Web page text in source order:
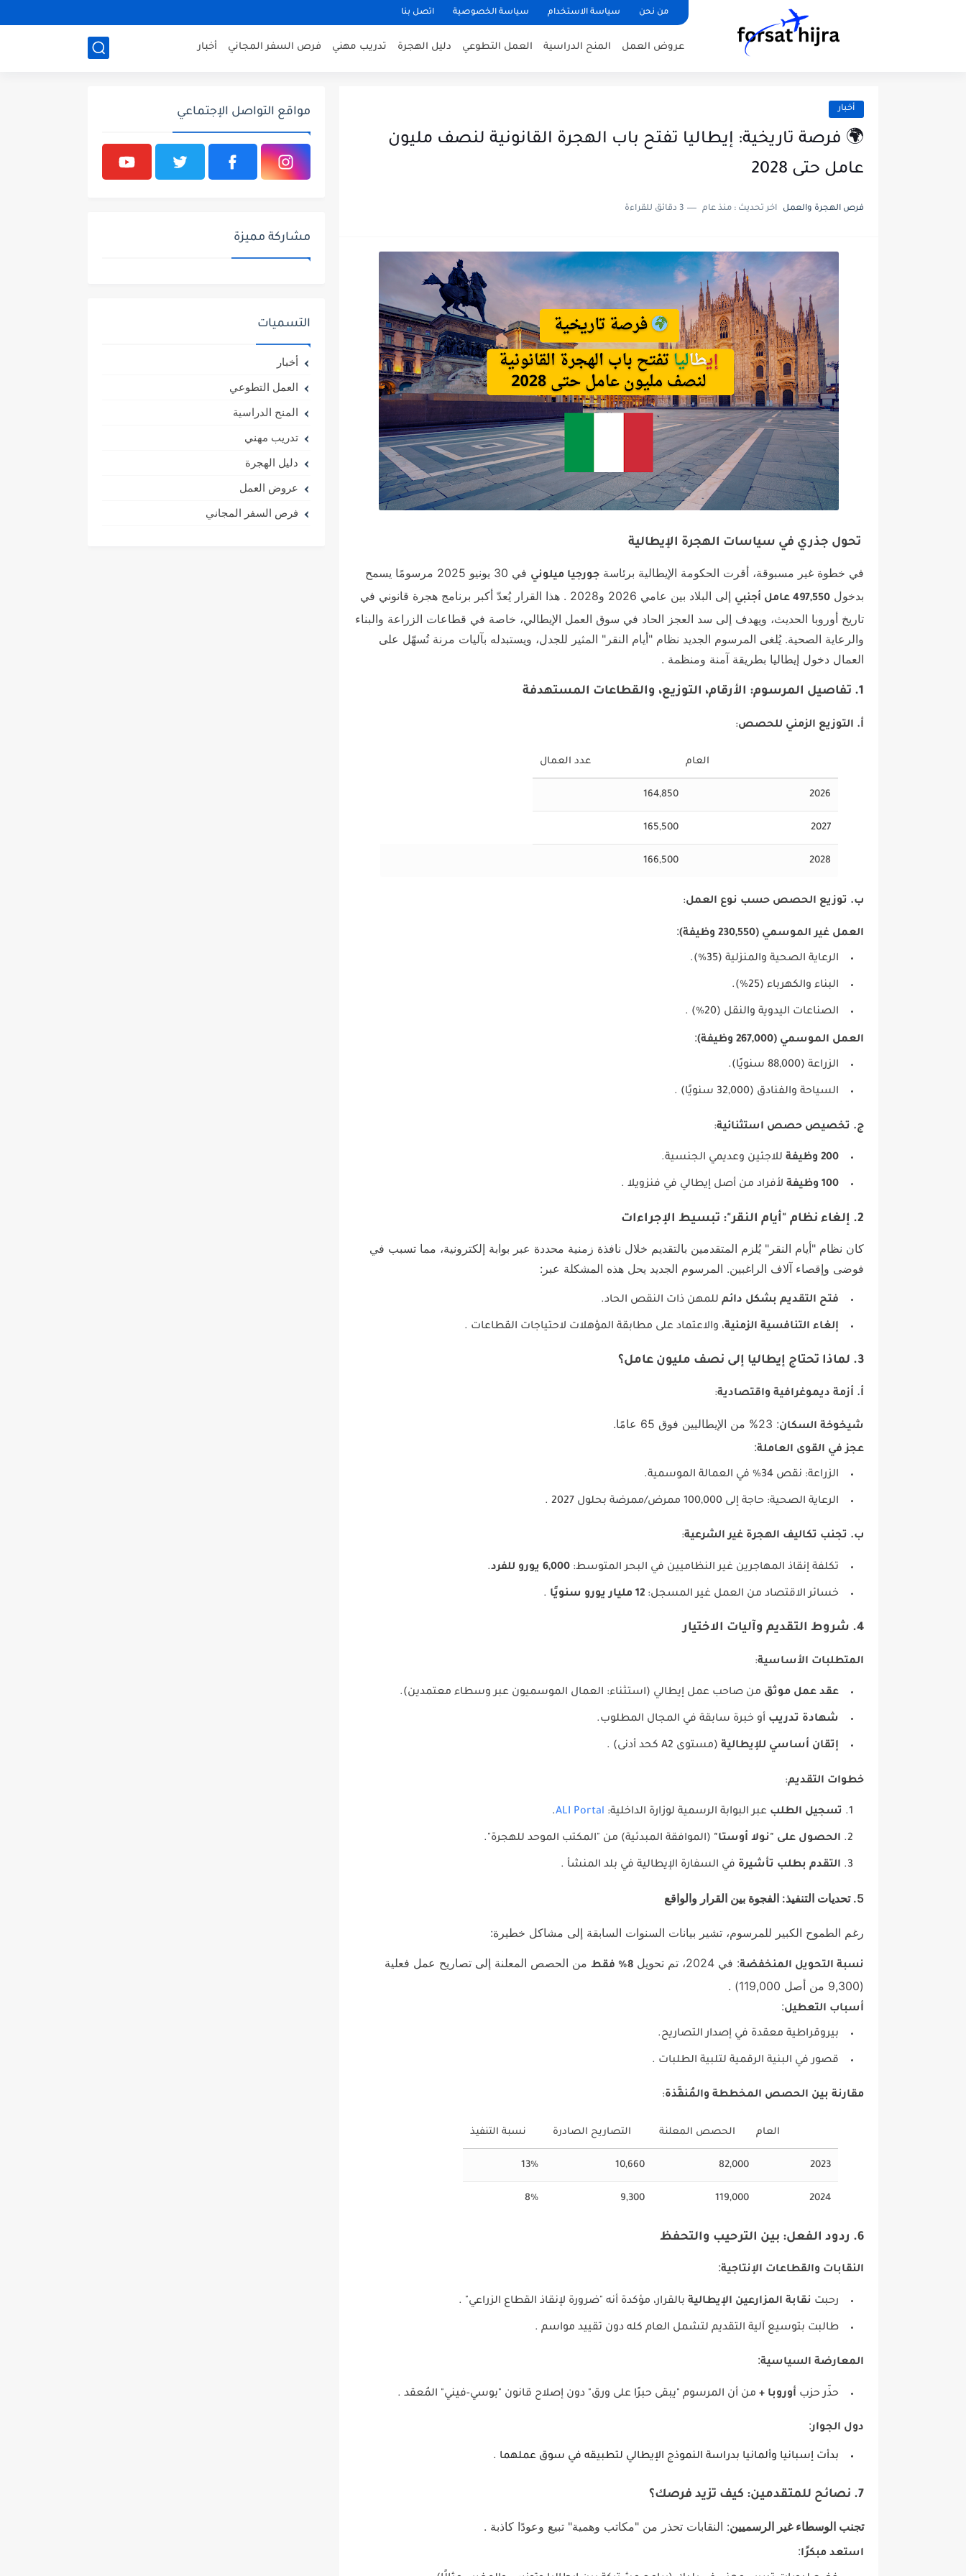
من نحن سياسة الاستخدام سياسة الخصوصية اتصل بنا
عروض العمل المنح الدراسية العمل التطوعي دليل الهجرة تدريب مهني فرص السفر المجاني أخبار
أخبار
🌍 فرصة تاريخية: إيطاليا تفتح باب الهجرة القانونية لنصف مليون
عامل حتى 2028
فرص الهجرة والعمل اخر تحديث : منذ عام 3 دقائق للقراءة
تحول جذري في سياسات الهجرة الإيطالية
في خطوة غير مسبوقة، أقرت الحكومة الإيطالية برئاسة جورجيا ميلوني
في 30 يونيو 2025 مرسومًا يسمح
بدخول 497,550 عامل أجنبي
إلى البلاد بين عامي 2026 و2028 . هذا القرار يُعدّ أكبر برنامج هجرة قانوني في
تاريخ أوروبا الحديث، ويهدف إلى سد العجز الحاد في سوق العمل الإيطالي، خاصة في قطاعات الزراعة والبناء
والرعاية الصحية. يُلغى المرسوم الجديد نظام "أيام النقر" المثير للجدل، ويستبدله بآليات مرنة تُسهّل على
العمال دخول إيطاليا بطريقة آمنة ومنظمة .
1. تفاصيل المرسوم: الأرقام، التوزيع، والقطاعات المستهدفة
أ. التوزيع الزمني للحصص:
العام عدد العمال
2026
164,850
2027
165,500
2028
166,500
ب. توزيع الحصص حسب نوع العمل:
العمل غير الموسمي (230,550 وظيفة) :
الرعاية الصحية والمنزلية (35%).
البناء والكهرباء (25%).
الصناعات اليدوية والنقل (20%) .
العمل الموسمي (267,000 وظيفة) :
الزراعة (88,000 سنويًا).
السياحة والفنادق (32,000 سنويًا) .
ج. تخصيص حصص استثنائية:
200 وظيفة للاجئين وعديمي الجنسية.
100 وظيفة لأفراد من أصل إيطالي في فنزويلا .
2. إلغاء نظام "أيام النقر": تبسيط الإجراءات
كان نظام "أيام النقر" يُلزم المتقدمين بالتقديم خلال نافذة زمنية محددة عبر بوابة إلكترونية، مما تسبب في
فوضى وإقصاء آلاف الراغبين. المرسوم الجديد يحل هذه المشكلة عبر:
فتح التقديم بشكل دائم للمهن ذات النقص الحاد.
إلغاء التنافسية الزمنية، والاعتماد على مطابقة المؤهلات لاحتياجات القطاعات .
3. لماذا تحتاج إيطاليا إلى نصف مليون عامل؟
أ. أزمة ديموغرافية واقتصادية:
شيخوخة السكان: 23% من الإيطاليين فوق 65 عامًا.
عجز في القوى العاملة:
الزراعة: نقص 34% في العمالة الموسمية.
الرعاية الصحية: حاجة إلى 100,000 ممرض/ممرضة بحلول 2027 .
ب. تجنب تكاليف الهجرة غير الشرعية:
تكلفة إنقاذ المهاجرين غير النظاميين في البحر المتوسط: 6,000 يورو للفرد .
خسائر الاقتصاد من العمل غير المسجل: 12 مليار يورو سنويًا .
4. شروط التقديم وآليات الاختيار
المتطلبات الأساسية:
عقد عمل موثق من صاحب عمل إيطالي (استثناء: العمال الموسميون عبر وسطاء معتمدين).
شهادة تدريب أو خبرة سابقة في المجال المطلوب.
إتقان أساسي للإيطالية (مستوى A2 كحد أدنى) .
خطوات التقديم:
تسجيل الطلب عبر البوابة الرسمية لوزارة الداخلية: ALI Portal
.
الحصول على "نولا أوستا" (الموافقة المبدئية) من "المكتب الموحد للهجرة".
التقدم بطلب تأشيرة في السفارة الإيطالية في بلد المنشأ .
5. تحديات التنفيذ: الفجوة بين القرار والواقع
رغم الطموح الكبير للمرسوم، تشير بيانات السنوات السابقة إلى مشاكل خطيرة:
نسبة التحويل المنخفضة: في 2024، تم تحويل 8% فقط
من الحصص المعلنة إلى تصاريح عمل فعلية
(9,300 من أصل 119,000) .
أسباب التعطيل:
بيروقراطية معقدة في إصدار التصاريح.
قصور في البنية الرقمية لتلبية الطلبات .
مقارنة بين الحصص المخططة والمُنفَّذة:
العام الحصص المعلنة التصاريح الصادرة نسبة التنفيذ
2023
82,000
10,660
13%
2024
119,000
9,300
8%
6. ردود الفعل: بين الترحيب والتحفظ
النقابات والقطاعات الإنتاجية:
رحبت نقابة المزارعين الإيطالية بالقرار، مؤكدة أنه "ضرورة لإنقاذ القطاع الزراعي" .
طالبت بتوسيع آلية التقديم لتشمل العام كله دون تقييد مواسم .
المعارضة السياسية:
حذّر حزب أوروبا + من أن المرسوم "يبقى حبرًا على ورق" دون إصلاح قانون "بوسي-فيني" المُعقد .
دول الجوار:
بدأت إسبانيا وألمانيا بدراسة النموذج الإيطالي لتطبيقه في سوق عملهما .
7. نصائح للمتقدمين: كيف تزيد فرصك؟
تجنب الوسطاء غير الرسميين: النقابات تحذر من "مكاتب وهمية" تبيع وعودًا كاذبة .
استعد مبكرًا:
مواقع التواصل الإجتماعي
مشاركة مميزة
التسميات
أخبار
العمل التطوعي
المنح الدراسية
تدريب مهني
دليل الهجرة
عروض العمل
فرص السفر المجاني